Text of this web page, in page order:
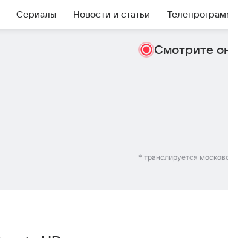
Сериалы Новости и статьи
Смотрите
* транслируется